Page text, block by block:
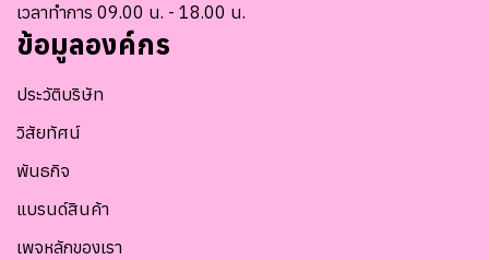
เวลาทำการ 09.00 น. - 18.00 น.
ข้อมูลองค์กร
ประวัติบริษัท
วิสัยทัศน์
พันธกิจ
แบรนด์สินค้า
เพจหลักของเรา